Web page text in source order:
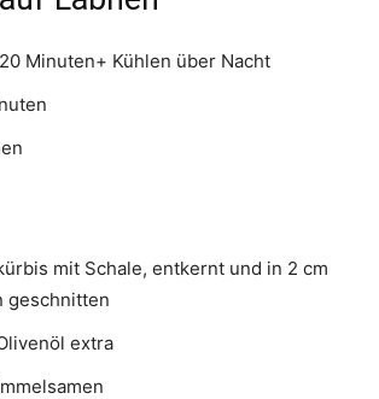
Minuten+ Kühlen über Nacht
mit Schale, entkernt und in 2 cm
geschnitten
extra